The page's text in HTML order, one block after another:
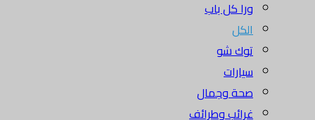
ورا كل باب
الكل
توك شو
سيارات
صحة وجمال
غرائب وطرائف